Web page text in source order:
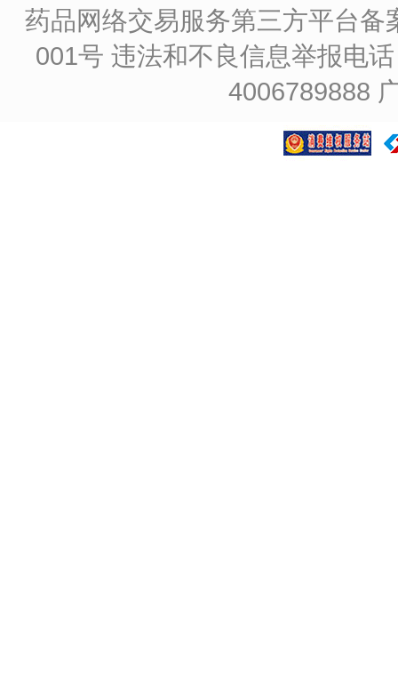
药品网络交易服务第三方平台
001号 违法和不良信息举报电
4006789888